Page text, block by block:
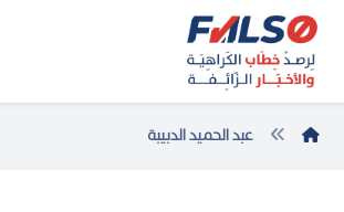
عبد الحميد الدبيبة